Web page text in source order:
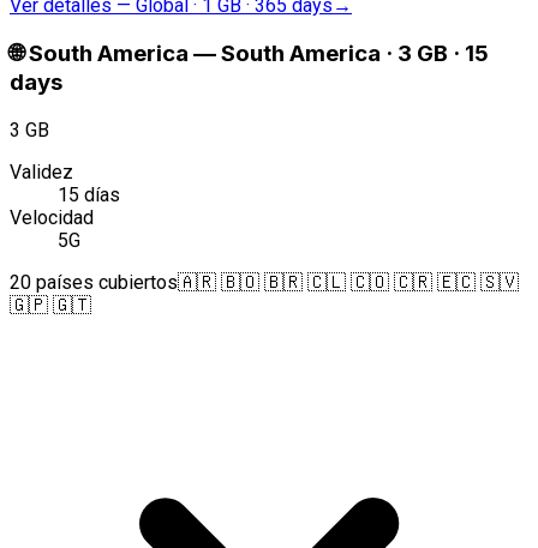
Ver detalles — Global · 1 GB · 365 days →
🌐South America —South America · 3 GB · 15
days
3 GB
Validez
15 días
Velocidad
5G
20 países cubiertos🇦🇷 🇧🇴 🇧🇷 🇨🇱 🇨🇴 🇨🇷 🇪🇨 🇸🇻
🇬🇵 🇬🇹